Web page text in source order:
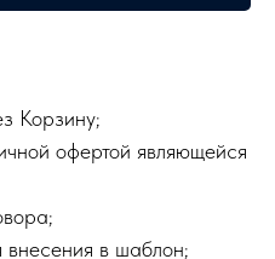
Корзину;
офертой являющейся
внесения в шаблон;